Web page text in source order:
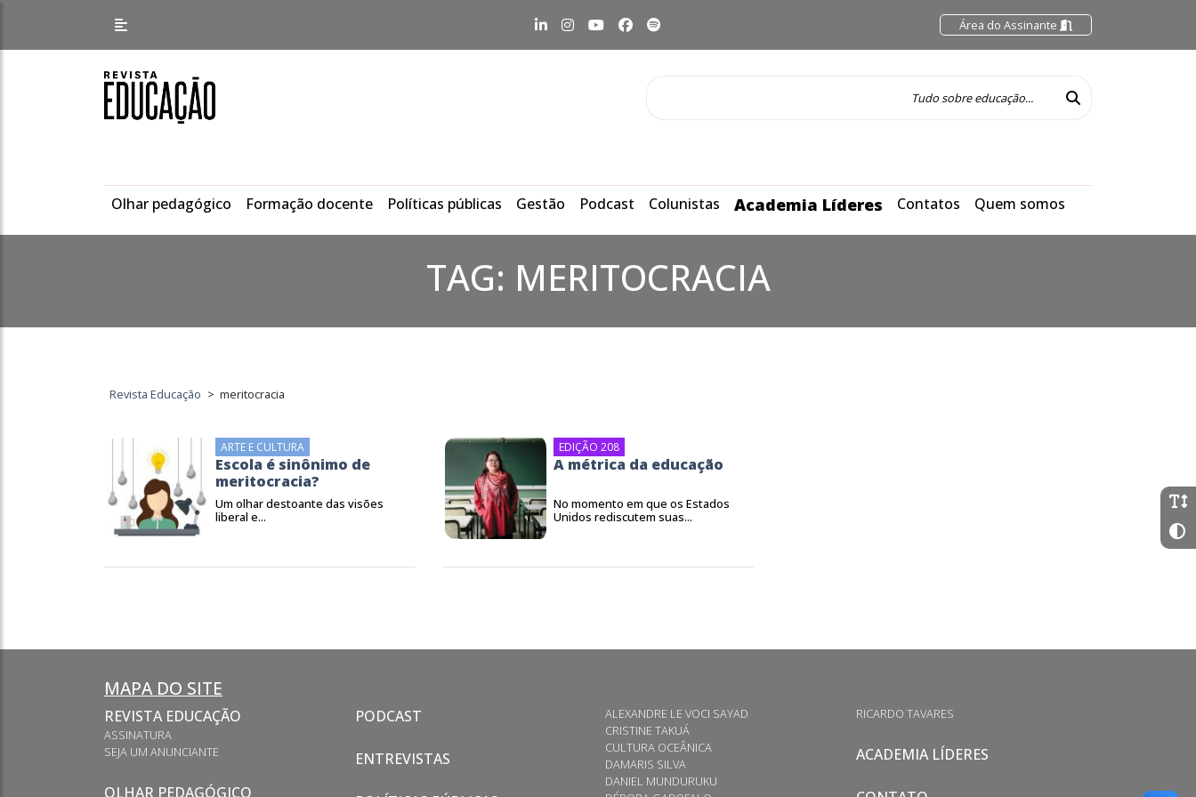
Área do Assinante
Olhar pedagógico Formação docente Políticas públicas Gestão Podcast Colunistas Academia Líderes Contatos Quem somos
TAG: MERITOCRACIA
Revista Educação > meritocracia
ARTE E CULTURA
Escola é sinônimo de
meritocracia?
Um olhar destoante das visões
liberal e...
EDIÇÃO 208
A métrica da educação
No momento em que os Estados
Unidos rediscutem suas...
MAPA DO SITE
REVISTA EDUCAÇÃO
ASSINATURA
SEJA UM ANUNCIANTE
OLHAR PEDAGÓGICO
PODCAST
ENTREVISTAS
ALEXANDRE LE VOCI SAYAD
CRISTINE TAKUÁ
CULTURA OCEÂNICA
DAMARIS SILVA
DANIEL MUNDURUKU
RICARDO TAVARES
ACADEMIA LÍDERES